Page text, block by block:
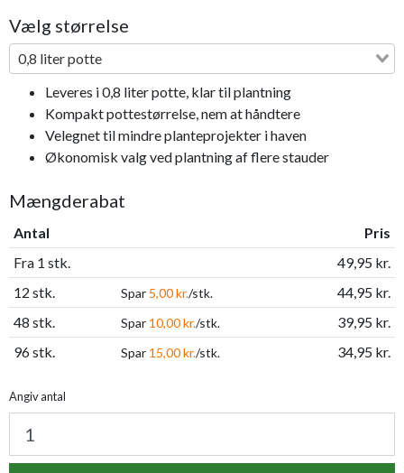
Vælg størrelse
0,8 liter potte
Leveres i 0,8 liter potte, klar til plantning
Kompakt pottestørrelse, nem at håndtere
Velegnet til mindre planteprojekter i haven
Økonomisk valg ved plantning af flere stauder
Mængderabat
Antal
Pris
Fra 1 stk.
49,95 kr.
12 stk.
Spar 5,00 kr./stk.
44,95 kr.
48 stk.
Spar 10,00 kr./stk.
39,95 kr.
96 stk.
Spar 15,00 kr./stk. 34,95 kr.
Angiv antal